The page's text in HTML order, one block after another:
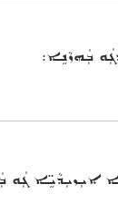
ܒܲܗܙܵܢܹܐ:
ܐܝܼܙܝܼܕܵܝܹ̈ܐ ܓܲܘ